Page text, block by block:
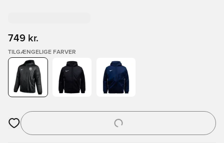
749 kr.
TILGÆNGELIGE FARVER
Åbner en Modal til at logge ind eller tilmelde dig som medlem